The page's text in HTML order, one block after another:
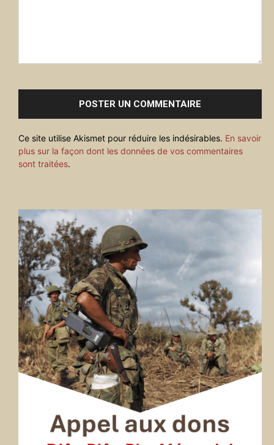
Ce site utilise Akismet pour réduire les indésirables. En savoir
plus sur la façon dont les données de vos commentaires
sont traitées.